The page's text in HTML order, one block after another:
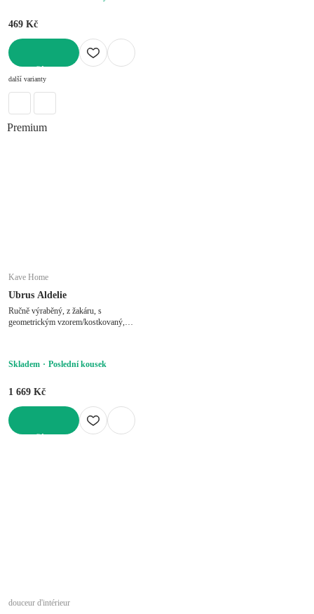
469 Kč
další varianty
Premium
Kave Home
Ubrus Aldelie
Ručně výraběný, z žakáru, s
geometrickým vzorem/kostkovaný,
Skladem Poslední kousek
1 669 Kč
douceur d'intérieur